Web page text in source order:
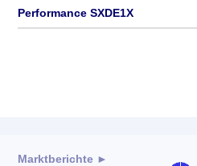
Performance SXDE1X
Marktberichte ►